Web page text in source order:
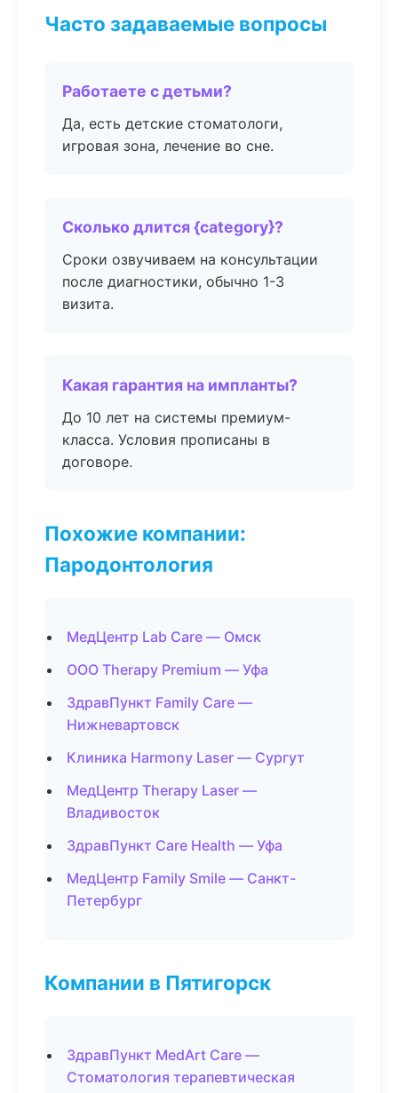
Часто задаваемые вопросы
Работаете с детьми?
Да, есть детские стоматологи,
игровая зона, лечение во сне.
Сколько длится {category}?
Сроки озвучиваем на консультации
после диагностики, обычно 1-3
визита.
Какая гарантия на импланты?
До 10 лет на системы премиум-
класса. Условия прописаны в
договоре.
Похожие компании:
Пародонтология
МедЦентр Lab Care — Омск
ООО Therapy Premium — Уфа
ЗдравПункт Family Care —
Нижневартовск
Клиника Harmony Laser — Сургут
МедЦентр Therapy Laser —
Владивосток
ЗдравПункт Care Health — Уфа
МедЦентр Family Smile — Санкт-
Петербург
Компании в Пятигорск
ЗдравПункт MedArt Care —
Стоматология терапевтическая